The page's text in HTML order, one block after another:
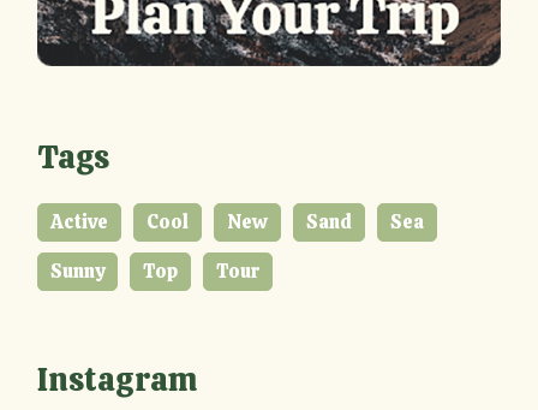
Tags
Active Cool New Sand
Sea
Sunny
Top Tour
Instagram